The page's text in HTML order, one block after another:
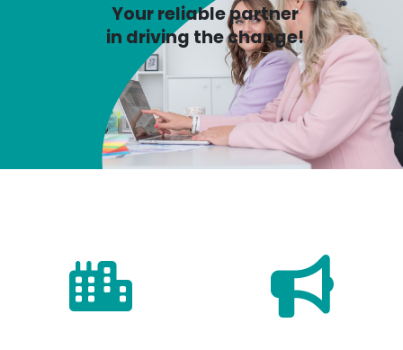
Your reliable partner
in driving the change!